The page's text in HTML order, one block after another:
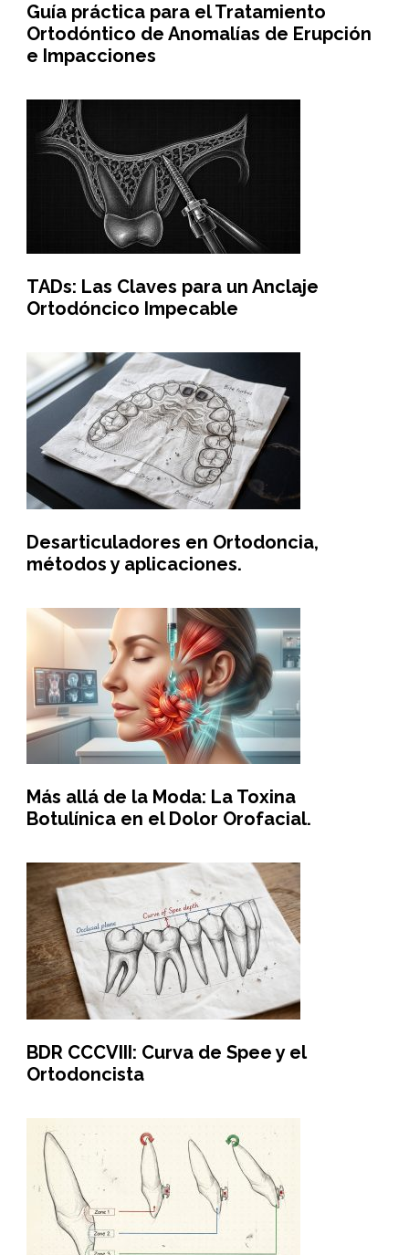
Guía práctica para el Tratamiento
Ortodóntico de Anomalías de Erupción
e Impacciones
TADs: Las Claves para un Anclaje
Ortodóncico Impecable
Desarticuladores en Ortodoncia,
métodos y aplicaciones.
Más allá de la Moda: La Toxina
Botulínica en el Dolor Orofacial.
BDR CCCVIII: Curva de Spee y el
Ortodoncista